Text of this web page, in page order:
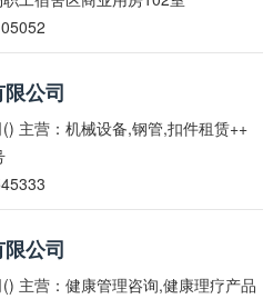
公司
主营：机械设备,钢管,扣件租赁++
公司
主营：健康管理咨询,健康理疗产品